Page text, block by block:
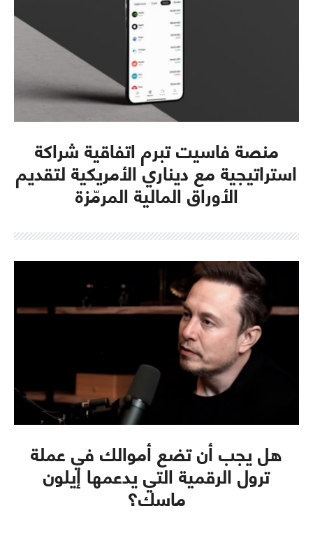
منصة فاسيت تبرم اتفاقية شراكة
استراتيجية مع ديناري الأمريكية لتقديم
الأوراق المالية المرمّزة
هل يجب أن تضع أموالك في عملة
ترول الرقمية التي يدعمها إيلون
ماسك؟